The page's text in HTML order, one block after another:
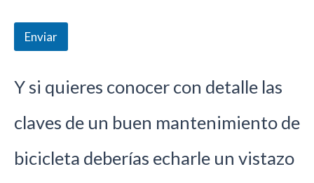
Enviar
Y si quieres conocer con detalle las
claves de un buen mantenimiento de
bicicleta deberías echarle un vistazo